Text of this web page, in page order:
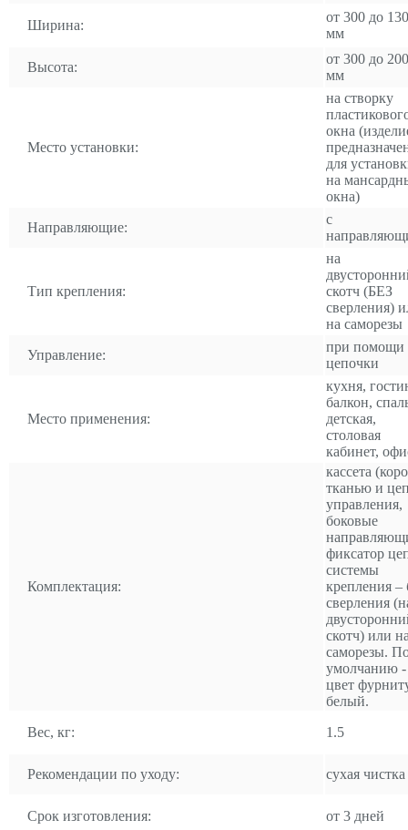
Ширина:
от 300 до
мм
Высота:
от 300 до
мм
Место установки:
на створку
окна
для
на
окна)
Направляющие:
с
Тип крепления:
на
скотч (БЕЗ
сверления)
на саморезы
Управление:
при помощи
цепочки
Место применения:
кухня,
балкон,
детская,
столовая
кабинет,
Комплектация:
кассета
тканью и
управления,
боковые
фиксатор
системы
крепления –
сверления
скотч) или
саморезы.
умолчанию -
цвет
белый.
Вес, кг:
1.5
Рекомендации по уходу: сухая чистка
Срок изготовления: от 3 дней